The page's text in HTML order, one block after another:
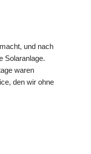
und nach
Solaranlage.
waren
den wir ohne